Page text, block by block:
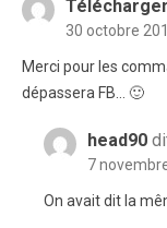
30 octobre
Merci pour les
dépassera FB… 🙂
head90
7
On avait dit la